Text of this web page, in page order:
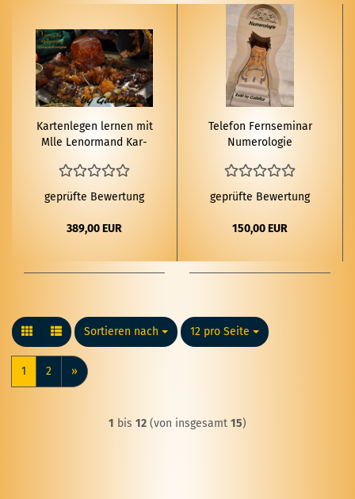
Kar­ten­le­gen ler­nen mit
Mlle Le­nor­mand Kar­
geprüfte Bewertung
389,00 EUR
Te­le­fon Fern­se­mi­nar
Nu­me­ro­lo­gie
geprüfte Bewertung
150,00 EUR
Sortieren nach
Sortieren nach 12 pro Seite
pro Seite
1 2 »
1 bis 12 (von insgesamt 15)